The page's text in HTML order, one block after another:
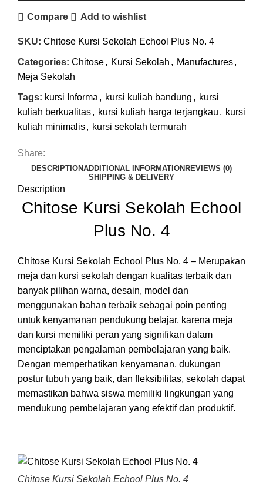
Compare Add to wishlist
SKU: Chitose Kursi Sekolah Echool Plus No. 4
Categories: Chitose, Kursi Sekolah , Manufactures,
Meja Sekolah
Tags: kursi Informa , kursi kuliah bandung , kursi
kuliah berkualitas, kursi kuliah harga terjangkau , kursi
kuliah minimalis, kursi sekolah termurah
Share:
DESCRIPTIONADDITIONAL INFORMATIONREVIEWS (0)
SHIPPING & DELIVERY
Description
Chitose Kursi Sekolah Echool
Plus No. 4
Chitose Kursi Sekolah Echool Plus No. 4 – Merupakan
meja dan kursi sekolah dengan kualitas terbaik dan
banyak pilihan warna, desain, model dan
menggunakan bahan terbaik sebagai poin penting
untuk kenyamanan pendukung belajar, karena meja
dan kursi memiliki peran yang signifikan dalam
menciptakan pengalaman pembelajaran yang baik.
Dengan memperhatikan kenyamanan, dukungan
postur tubuh yang baik, dan fleksibilitas, sekolah dapat
memastikan bahwa siswa memiliki lingkungan yang
mendukung pembelajaran yang efektif dan produktif.
Chitose Kursi Sekolah Echool Plus No. 4